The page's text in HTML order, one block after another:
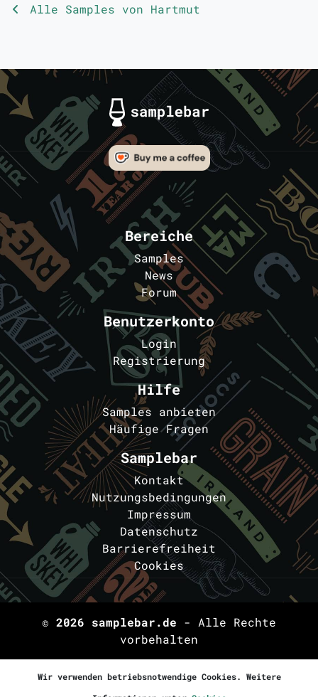
Alle Samples von Hartmut
Bereiche
Samples
News
Forum
Benutzerkonto
Login
Registrierung
Hilfe
Samples anbieten
Häufige Fragen
Samplebar
Kontakt
Nutzungsbedingungen
Impressum
Datenschutz
Barrierefreiheit
Cookies
© 2026 samplebar.de - Alle Rechte
vorbehalten
Wir verwenden betriebsnotwendige Cookies. Weitere